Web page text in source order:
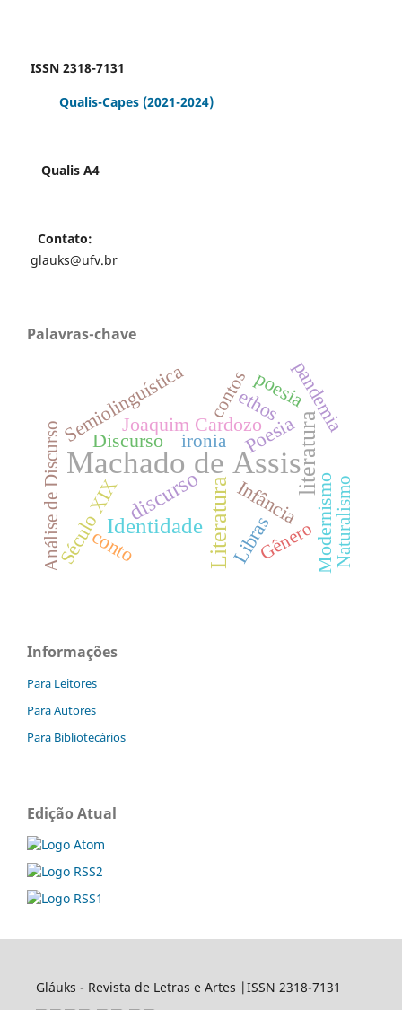
ISSN 2318-7131
Qualis-Capes (2021-2024)
Qualis A4
Contato:
glauks@ufv.br
Palavras-chave
Machado de Assisliteratura
Literatura
discurso
Identidade
Joaquim Cardozo
Semiolinguística
conto
Infância Modernismo
ethos
Libras
poesiapandemia
Século XIX
Discurso Poesia
Análise de Discurso
contos
Naturalismo
Gênero
ironia
Informações
Para Leitores
Para Autores
Para Bibliotecários
Edição Atual
Gláuks - Revista de Letras e Artes |ISSN 2318-7131